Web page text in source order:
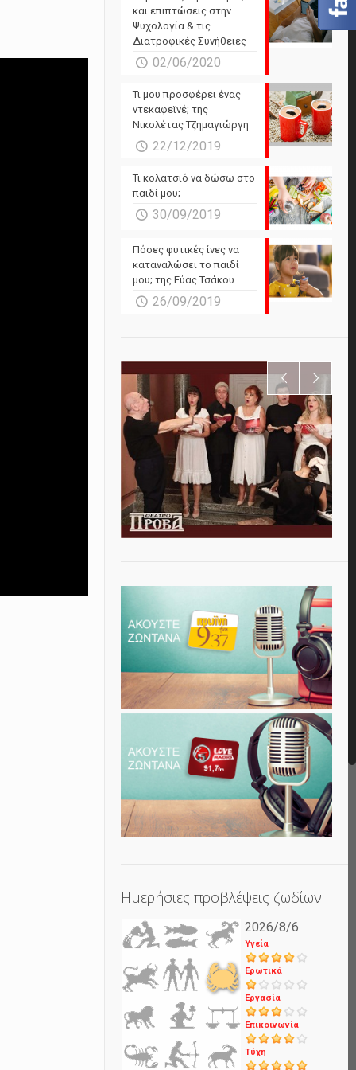
και επιπτώσεις στην
Ψυχολογία & τις
Διατροφικές Συνήθειες
02/06/2020
Τι μου προσφέρει ένας
ντεκαφεϊνέ; της
Νικολέτας Τζημαγιώργη
22/12/2019
Τι κολατσιό να δώσω στο
παιδί μου;
30/09/2019
Πόσες φυτικές ίνες να
καταναλώσει το παιδί
μου; της Εύας Τσάκου
26/09/2019
Ημερήσιες προβλέψεις ζωδίων
2026/8/6
Υγεία
Ερωτικά
Εργασία
Επικοινωνία
Τύχη